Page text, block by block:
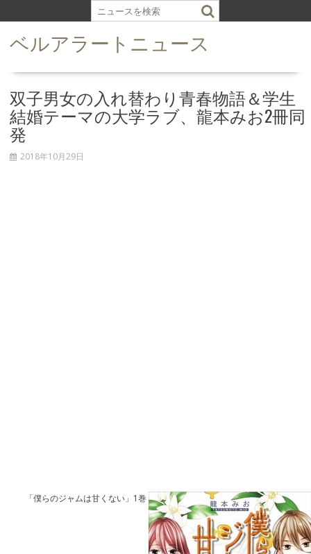
k
ベルアラートニュース
双子男女の入れ替わり青春物語＆学生
結婚テーマの大学ラブ、龍本みお2冊同
発
2018年10月29日
「僕らのジャムは甘くない」1巻